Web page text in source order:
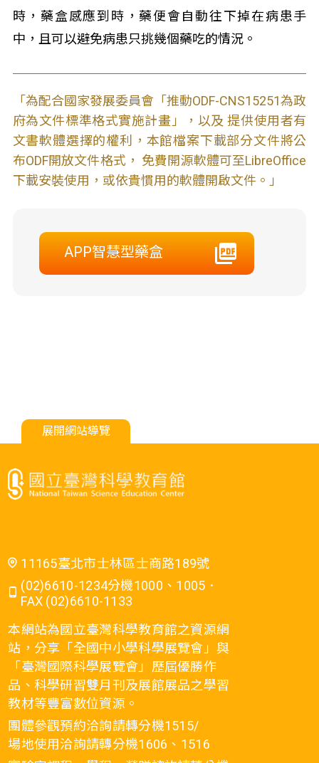
時，藥盒感應到時，藥便會自動往下掉在病患手
中，且可以避免病患只挑幾個藥吃的情況。
「為配合國家發展委員會「推動ODF-CNS15251為政
府為文件標準格式實施計畫」，以及 提供使用者有
文書軟體選擇的權利，本館檔案下載部分文件將公
布ODF開放文件格式， 免費開源軟體可至LibreOffice
下載安裝使用，或依貴慣用的軟體開啟文件。」
APP智慧型藥盒
展開網站導覽
11165臺北市士林區士商路189號
(02)6610-1234分機1000、1005．
FAX (02)6610-1133
本網站為國立臺灣科學教育館之資源網
站，分享「全國中小學科學展覽會」與
「臺灣國際科學展覽會」歷屆優勝作
品、科學研習雙月刊及展館展品之學習
教材等豐富數位資源。
團體參觀預約洽詢請轉分機1515/
場地使用洽詢請轉分機1606、1516